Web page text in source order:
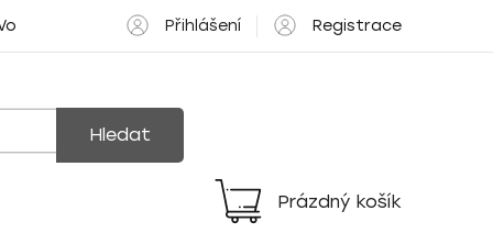
pozice Přihlášení Registrace
Hledat
Nákupní
košík
Prázdný košík